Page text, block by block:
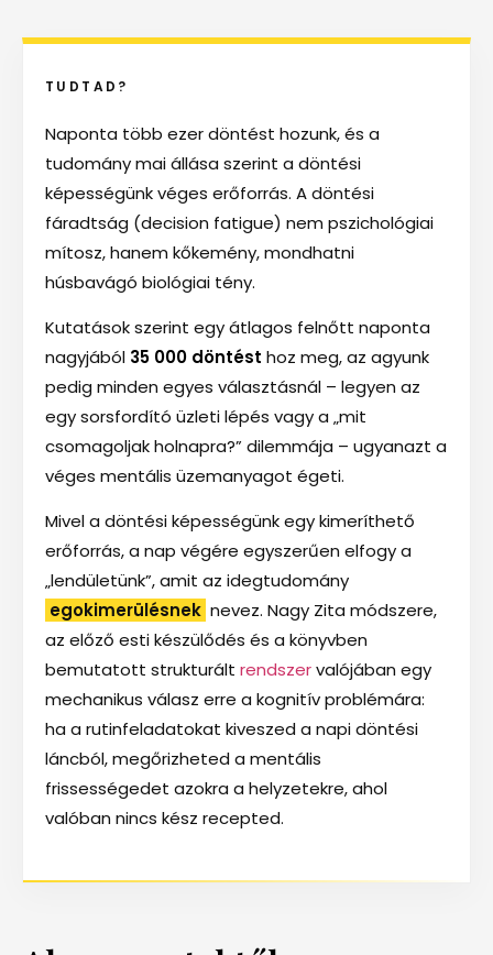
TUDTAD?
Naponta több ezer döntést hozunk, és a
tudomány mai állása szerint a döntési
képességünk véges erőforrás. A döntési
fáradtság (decision fatigue) nem pszichológiai
mítosz, hanem kőkemény, mondhatni
húsbavágó biológiai tény.
Kutatások szerint egy átlagos felnőtt naponta
nagyjából 35 000 döntést hoz meg, az agyunk
pedig minden egyes választásnál – legyen az
egy sorsfordító üzleti lépés vagy a „mit
csomagoljak holnapra?” dilemmája – ugyanazt a
véges mentális üzemanyagot égeti.
Mivel a döntési képességünk egy kimeríthető
erőforrás, a nap végére egyszerűen elfogy a
„lendületünk”, amit az idegtudomány
egokimerülésnek nevez. Nagy Zita módszere,
az előző esti készülődés és a könyvben
bemutatott strukturált rendszervalójában egy
mechanikus válasz erre a kognitív problémára:
ha a rutinfeladatokat kiveszed a napi döntési
láncból, megőrizheted a mentális
frissességedet azokra a helyzetekre, ahol
valóban nincs kész recepted.